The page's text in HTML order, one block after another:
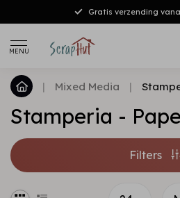
Gratis verzending
MENU
| Mixed Media |
Stamperia -
Filters